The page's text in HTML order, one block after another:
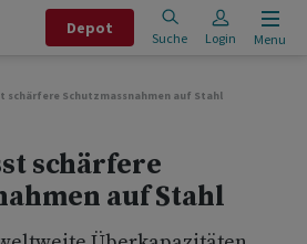
Depot
Suche Login Menu
schärfere Schutzmassnahmen auf Stahl
schärfere
auf Stahl